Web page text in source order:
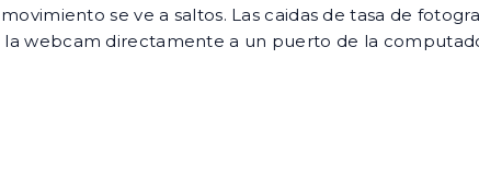
se ve a saltos. Las caidas de tasa de
webcam directamente a un puerto de la